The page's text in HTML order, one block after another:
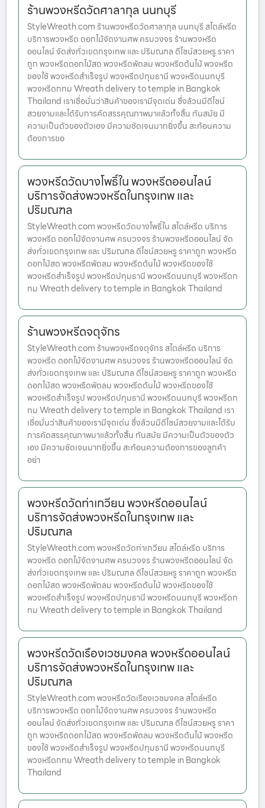
ร้านพวงหรีดวัดศาลากุล นนทบุรี
StyleWreath.com ร้านพวงหรีดวัดศาลากุล นนทบุรี สไตล์หรีด
บริการพวงหรีด ดอกไม้จัดงานศพ ครบวงจร ร้านพวงหรีด
ออนไลน์ จัดส่งทั่วเขตกรุงเทพ และ ปริมณฑล ดีไซน์สวยหรู ราคา
ถูก พวงหรีดดอกไม้สด พวงหรีดพัดลม พวงหรีดต้นไม้ พวงหรีด
ของใช้ พวงหรีดสำเร็จรูป พวงหรีดปทุมธานี พวงหรีดนนทบุรี
พวงหรีดกทม Wreath delivery to temple in Bangkok
Thailand เราเชื่อมั่นว่าสินค้าของเรามีจุดเด่น ซึ่งล้วนมีดีไซน์
สวยงามและได้รับการคัดสรรคุณภาพมาแล้วทั้งสิ้น ทันสมัย มี
ความเป็นตัวของตัวเอง มีความชัดเจนมากยิ่งขึ้น สะท้อนความ
ต้องการขอ
พวงหรีดวัดบางโพธิ์ใน พวงหรีดออนไลน์
บริการจัดส่งพวงหรีดในกรุงเทพ และ
ปริมณฑล
StyleWreath.com พวงหรีดวัดบางโพธิ์ใน สไตล์หรีด บริการ
พวงหรีด ดอกไม้จัดงานศพ ครบวงจร ร้านพวงหรีดออนไลน์ จัด
ส่งทั่วเขตกรุงเทพ และ ปริมณฑล ดีไซน์สวยหรู ราคาถูก พวงหรีด
ดอกไม้สด พวงหรีดพัดลม พวงหรีดต้นไม้ พวงหรีดของใช้
พวงหรีดสำเร็จรูป พวงหรีดปทุมธานี พวงหรีดนนทบุรี พวงหรีดก
ทม Wreath delivery to temple in Bangkok Thailand
ร้านพวงหรีดจตุจักร
StyleWreath.com ร้านพวงหรีดจตุจักร สไตล์หรีด บริการ
พวงหรีด ดอกไม้จัดงานศพ ครบวงจร ร้านพวงหรีดออนไลน์ จัด
ส่งทั่วเขตกรุงเทพ และ ปริมณฑล ดีไซน์สวยหรู ราคาถูก พวงหรีด
ดอกไม้สด พวงหรีดพัดลม พวงหรีดต้นไม้ พวงหรีดของใช้
พวงหรีดสำเร็จรูป พวงหรีดปทุมธานี พวงหรีดนนทบุรี พวงหรีดก
ทม Wreath delivery to temple in Bangkok Thailand เรา
เชื่อมั่นว่าสินค้าของเรามีจุดเด่น ซึ่งล้วนมีดีไซน์สวยงามและได้รับ
การคัดสรรคุณภาพมาแล้วทั้งสิ้น ทันสมัย มีความเป็นตัวของตัว
เอง มีความชัดเจนมากยิ่งขึ้น สะท้อนความต้องการของลูกค้า
อย่า
พวงหรีดวัดท่าเกวียน พวงหรีดออนไลน์
บริการจัดส่งพวงหรีดในกรุงเทพ และ
ปริมณฑล
StyleWreath.com พวงหรีดวัดท่าเกวียน สไตล์หรีด บริการ
พวงหรีด ดอกไม้จัดงานศพ ครบวงจร ร้านพวงหรีดออนไลน์ จัด
ส่งทั่วเขตกรุงเทพ และ ปริมณฑล ดีไซน์สวยหรู ราคาถูก พวงหรีด
ดอกไม้สด พวงหรีดพัดลม พวงหรีดต้นไม้ พวงหรีดของใช้
พวงหรีดสำเร็จรูป พวงหรีดปทุมธานี พวงหรีดนนทบุรี พวงหรีดก
ทม Wreath delivery to temple in Bangkok Thailand
พวงหรีดวัดเรืองเวชมงคล พวงหรีดออนไลน์
บริการจัดส่งพวงหรีดในกรุงเทพ และ
ปริมณฑล
StyleWreath.com พวงหรีดวัดเรืองเวชมงคล สไตล์หรีด
บริการพวงหรีด ดอกไม้จัดงานศพ ครบวงจร ร้านพวงหรีด
ออนไลน์ จัดส่งทั่วเขตกรุงเทพ และ ปริมณฑล ดีไซน์สวยหรู ราคา
ถูก พวงหรีดดอกไม้สด พวงหรีดพัดลม พวงหรีดต้นไม้ พวงหรีด
ของใช้ พวงหรีดสำเร็จรูป พวงหรีดปทุมธานี พวงหรีดนนทบุรี
พวงหรีดกทม Wreath delivery to temple in Bangkok
Thailand